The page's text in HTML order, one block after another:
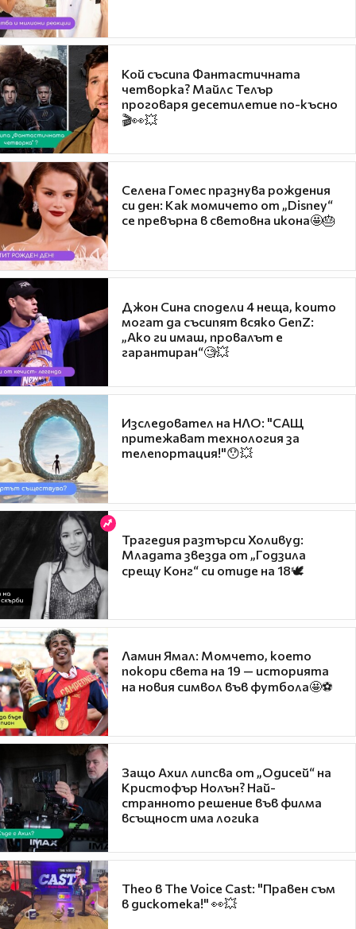
Кой съсипа Фантастичната
четворка? Майлс Телър
проговаря десетилетие по-късно
🎬👀💥
Селена Гомес празнува рождения
си ден: Как момичето от „Disney“
се превърна в световна икона🤩🎂
Джон Сина сподели 4 неща, които
могат да съсипят всяко GenZ:
„Ако ги имаш, провалът е
гарантиран“🧐💥
Изследовател на НЛО: "САЩ
притежават технология за
телепортация!"😯💥
Трагедия разтърси Холивуд:
Младата звезда от „Годзила
срещу Конг“ си отиде на 18🕊️
Ламин Ямал: Момчето, което
покори света на 19 — историята
на новия символ във футбола🤩⚽
Защо Ахил липсва от „Одисей“ на
Кристофър Нолън? Най-
странното решение във филма
всъщност има логика
Theo в The Voice Cast: "Правен съм
в дискотека!" 👀💥